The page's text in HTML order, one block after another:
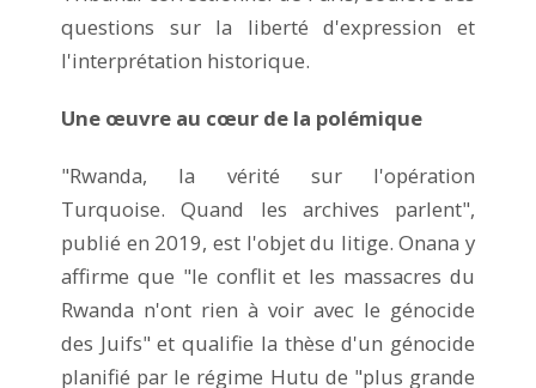
questions sur la liberté d'expression et
l'interprétation historique.
Une œuvre au cœur de la polémique
"Rwanda, la vérité sur l'opération
Turquoise. Quand les archives parlent",
publié en 2019, est l'objet du litige. Onana y
affirme que "le conflit et les massacres du
Rwanda n'ont rien à voir avec le génocide
des Juifs" et qualifie la thèse d'un génocide
planifié par le régime Hutu de "plus grande